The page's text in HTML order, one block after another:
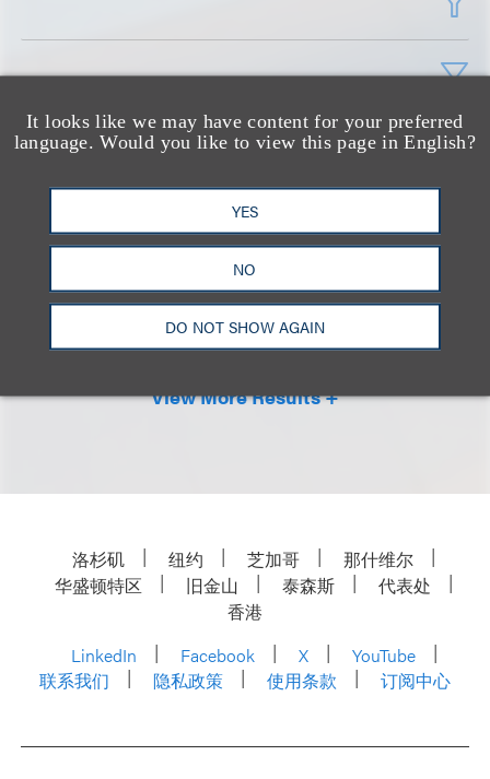
View More Results +
It looks like we may have content for your preferred
language. Would you like to view this page in English?
YES
NO
DO NOT SHOW AGAIN
洛杉矶 纽约 芝加哥
那什维尔
华盛顿特区
旧金山 泰森斯
代表处
香港
LinkedIn
Facebook X
YouTube
联系我们
隐私政策 使用条款 订阅中心